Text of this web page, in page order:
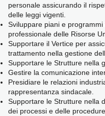
personale assicurando il
delle leggi vigenti.
Sviluppare piani e
professionale delle Risorse
Supportare il Vertice per
trattamento nella gestione
Supportare le Strutture nella
Gestire la comunicazione
Presidiare le relazioni
rappresentanza sindacale.
Supportare le Strutture nella
dei processi e delle procedure.